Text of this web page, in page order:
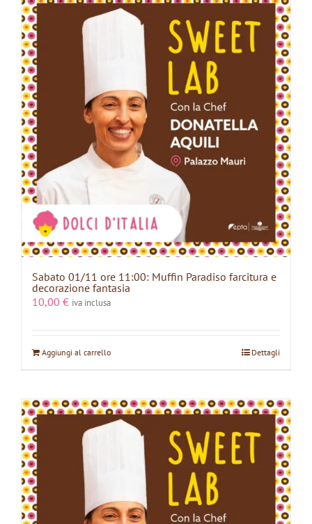
Sabato 01/11 ore 11:00: Muffin Paradiso farcitura e
decorazione fantasia
10,00 € iva inclusa
Aggiungi al carrello Dettagli